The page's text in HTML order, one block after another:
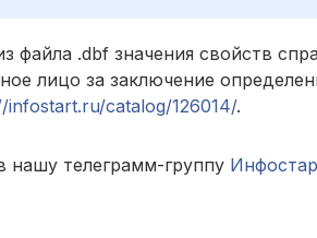
файла .dbf значения свойств
лицо за заключение
infostart.ru/catalog/126014/.
нашу телеграмм-группу